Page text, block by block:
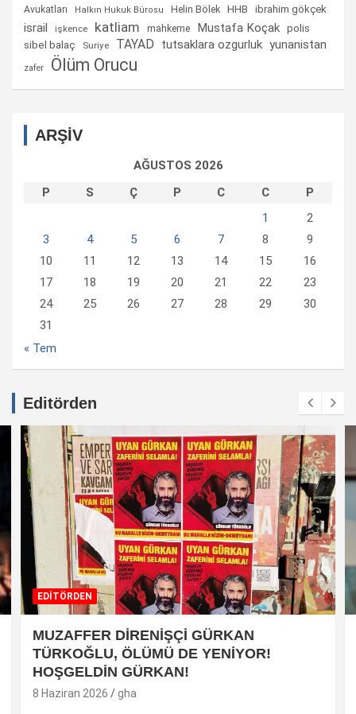
Avukatları
Halkın Hukuk Bürosu Helin Bölek HHB ibrahim gökçek
israil işkence katliam mahkeme Mustafa Koçak polis
sibel balaç Suriye TAYAD tutsaklara ozgurluk yunanistan
zafer Ölüm Orucu
ARŞİV
AĞUSTOS 2026
P
S Ç P C C
P
1
2
3
4 5 6 7 8
9
10
11 12 13 14 15
16
17
18 19 20 21 22
23
24
25 26 27 28 29
30
31
« Tem
Editörden
EDİTÖRDEN
MUZAFFER DİRENİŞÇİ GÜRKAN
TÜRKOĞLU, ÖLÜMÜ DE YENİYOR!
HOŞGELDİN GÜRKAN!
8 Haziran 2026 gha